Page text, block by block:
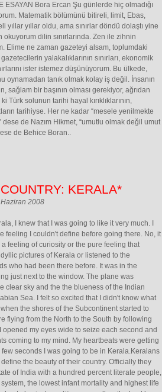
ESAYAN Bora Ercan Şu günlerde hiç olmadığı
Matematik bölümünü bitireli, limit, Ebas,
yıllar yıllar oldu, ama sınırlar döndü dolaştı yine
dilin sınırlarında. Zen ile zihnin
Elime ne zaman gazeteyi alsam, toplumdaki
gazetecilerin yalakalıklarının sınırları, ekonomik
ister istemez düşünüyorum. Bu ülkede,
oynamadan tanık olmak kolay iş değil. İnsanın
sağlam bir başının olması gerekiyor, ağrıdan
Türk solunun tarihi hayal kırıklıklarının,
tarihiyse. Her ne kadar “mesele yenilmekte
de Nazım Hikmet, “umutlu olmak değil umut
de Behice Boran..
KERALA*
Haziran 2008
I knew that I was going to like it very much. I
feeling I couldn't define before going there. No, it
feeling of curiosity or the pure feeling that
pictures of Kerala or listened to the
who had been there before. It was in the
just next to the window. The plane was
clear sky and the the blueness of the Indian
Sea. I felt so excited that I didn't know what
the shores of the Subcontinent started to
flying from the North to the South by following
opened my eyes wide to seize each second and
coming to my mind. My heartbeats were getting
seconds I was going to be in Kerala.Keralans
the beauty of their country. Officially they
of India with a hundred percent literate people,
the lowest infant mortality and highest life